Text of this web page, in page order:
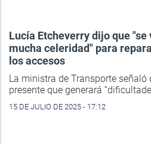
Lucía Etcheverry dijo que
mucha celeridad" para
los accesos
La ministra de Transporte señaló
presente que generará
15 DE JULIO DE 2025 - 17:12